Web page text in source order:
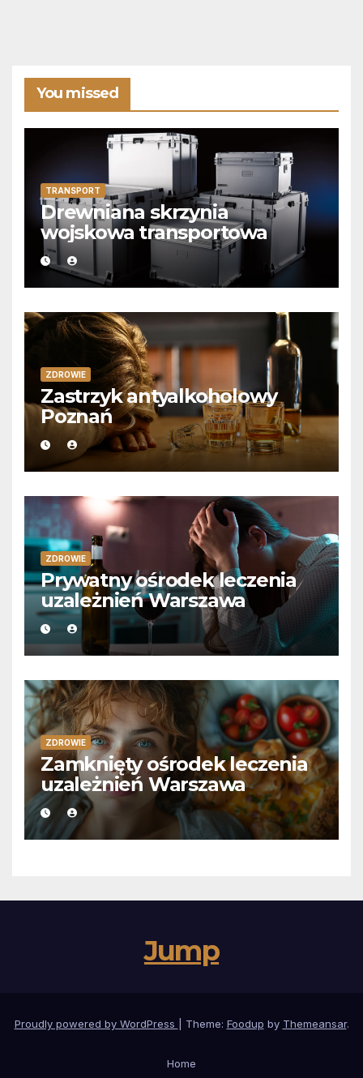
You missed
TRANSPORT
Drewniana skrzynia
wojskowa transportowa
ZDROWIE
Zastrzyk antyalkoholowy
Poznań
ZDROWIE
Prywatny ośrodek leczenia
uzależnień Warszawa
ZDROWIE
Zamknięty ośrodek leczenia
uzależnień Warszawa
Jump
Proudly powered by WordPress Theme: Foodup by Themeansar.
Home